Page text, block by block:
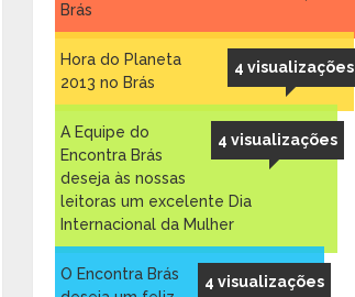
Brás
4 visualizações
Hora do Planeta
2013 no Brás
4 visualizações
A Equipe do
Encontra Brás
deseja às nossas
leitoras um excelente Dia
Internacional da Mulher
4 visualizações
O Encontra Brás